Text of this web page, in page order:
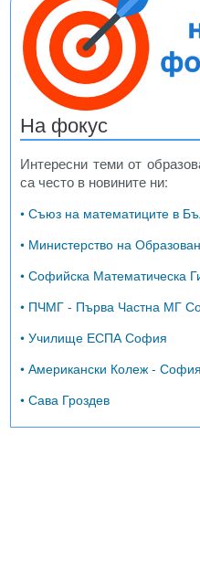
На фокус
Интересни теми от
са често в новините ни:
• Съюз на математиците в
• Министерство на
• Софийска Математическа
• ПЧМГ - Първа Частна МГ
• Училище ЕСПА София
• Американски Колеж - София
• Сава Гроздев